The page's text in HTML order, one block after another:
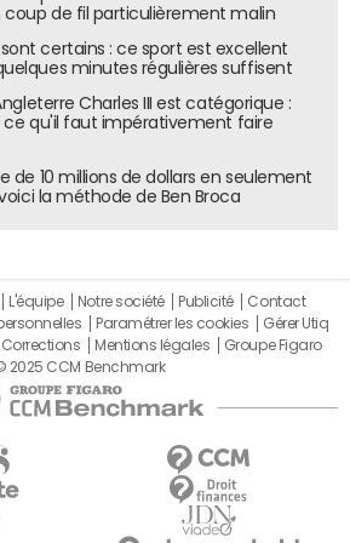
qui communique depuis des mois
en effet rapidement attiré
des auto-
Six organisations syndicales ont
up en justice, réclamant son
illégal d'une profession
n'ayant pas encore commencé à
la start-up s'est vue donner
a obtenu l'agrément alors
le sien ? C'est pourtant bien le
de conduire de la Préfecture
est en charge des deux dossiers. Les
dont le site indique qu'ils
depuis 280 jours, doivent
du ministre de l'Intérieur, Bernard
coup de fil particulièrement malin
certains : ce sport est excellent
minutes régulières suffisent
Charles III est catégorique :
ce qu'il faut impérativement faire
de 10 millions de dollars en seulement
la méthode de Ben Broca
L'équipe Notre société Publicité
Contact
Paramétrer les cookies
Gérer Utiq
Corrections Mentions légales
Groupe Figaro
2025 CCM Benchmark